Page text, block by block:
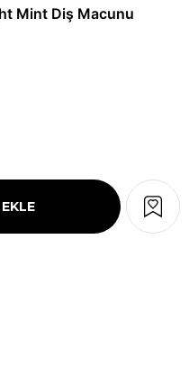
Mint Diş Macunu